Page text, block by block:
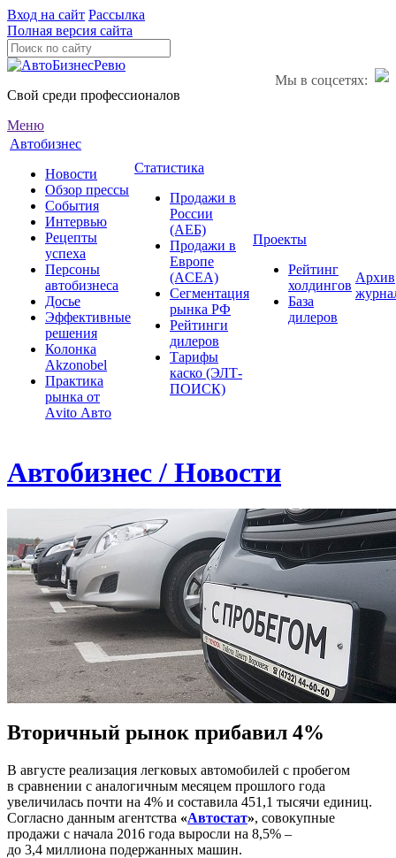
Вход на сайт Рассылка
Полная версия сайта
Мы в соцсетях:
Свой среди профессионалов
Меню
Автобизнес
Новости
Обзор прессы
События
Интервью
Рецепты
успеха
Персоны
автобизнеса
Досье
Эффективные
решения
Колонка
Akzonobel
Практика
рынка от
Аvito Авто
Статистика
Продажи в
России
(АЕБ)
Продажи в
Европе
(ACEA)
Сегментация
рынка РФ
Рейтинги
дилеров
Тарифы
каско (ЭЛТ-
ПОИСК)
Проекты
Рейтинг
холдингов
База
дилеров
Архив
Автобизнес / Новости
Вторичный рынок прибавил 4%
В августе реализация легковых автомобилей с пробегом
в сравнении с аналогичным месяцем прошлого года
увеличилась почти на 4% и составила 451,1 тысячи единиц.
Согласно данным агентства «Автостат», совокупные
продажи с начала 2016 года выросли на 8,5% –
до 3,4 миллиона подержанных машин.